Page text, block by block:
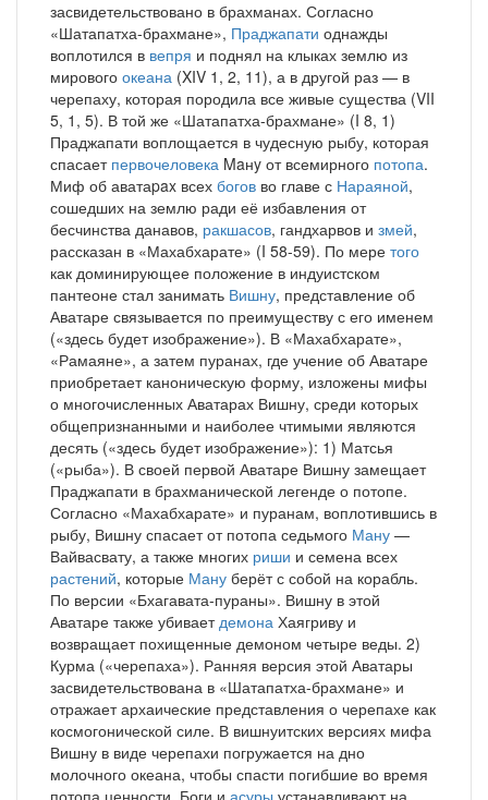
засвидетельствовано в брахманах. Согласно
«Шатапатха-брахмане», Праджапати однажды
воплотился в вепря и поднял на клыках землю из
мирового океана (XIV 1, 2, 11), а в другой раз — в
черепаху, которая породила все живые существа (VII
5, 1, 5). В той же «Шатапатха-брахмане» (I 8, 1)
Праджапати воплощается в чудесную рыбу, которая
спасает первочеловека Maнy от всемирного потопа.
Миф об аватаpax всех богов во главе с Нараяной,
сошедших на землю ради её избавления от
бесчинства данавов, ракшасов, гандхарвов и змей,
рассказан в «Махабхарате» (I 58-59). По мере того
как доминирующее положение в индуистском
пантеоне стал занимать Вишну, представление об
Аватаре связывается по преимуществу с его именем
(«здесь будет изображение»). В «Махабхарате»,
«Рамаяне», а затем пуранах, где учение об Аватаре
приобретает каноническую форму, изложены мифы
о многочисленных Аватарах Вишну, среди которых
общепризнанными и наиболее чтимыми являются
десять («здесь будет изображение»): 1) Матсья
(«рыба»). В своей первой Аватаре Вишну замещает
Праджапати в брахманической легенде о потопе.
Согласно «Махабхарате» и пуранам, воплотившись в
рыбу, Вишну спасает от потопа седьмого Ману —
Вайвасвату, а также многих риши и семена всех
растений, которые Ману берёт с собой на корабль.
По версии «Бхагавата-пураны». Вишну в этой
Аватаре также убиваетдемона Хаягриву и
возвращает похищенные демоном четыре веды. 2)
Курма («черепаха»). Ранняя версия этой Аватары
засвидетельствована в «Шатапатха-брахмане» и
отражает архаические представления о черепахе как
космогонической силе. В вишнуитских версиях мифа
Вишну в виде черепахи погружается на дно
молочного океана, чтобы спасти погибшие во время
потопа ценности. Боги и асуры устанавливают на